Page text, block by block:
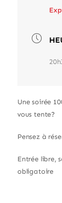
Une soirée
vous tente?
Pensez à
Entrée libre,
obligatoire